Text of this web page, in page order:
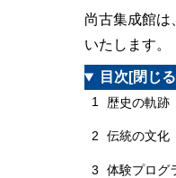
尚古集成館は
いたします。
目次 [閉じ
1 歴史の軌跡
2 伝統の文化
3 体験プログ